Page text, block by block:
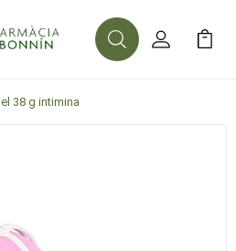
BuscarMi Cuenta
Mi
38 g intimina